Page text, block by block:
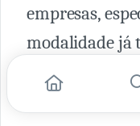
empresas,
modalidade já
algumas